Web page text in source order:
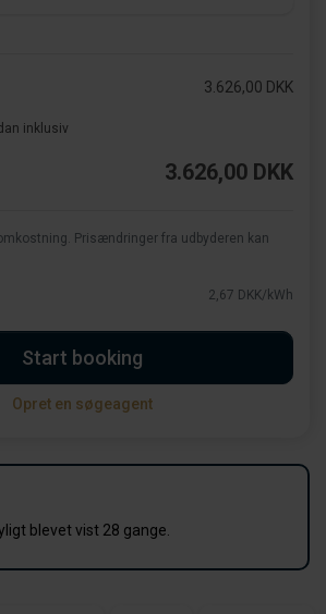
inklusiv
3.626,00 DKK
3.626,00 DKK
Prisændringer fra udbyderen kan
2,67 DKK/kWh
Start booking
Opret en søgeagent
blevet vist 28 gange.